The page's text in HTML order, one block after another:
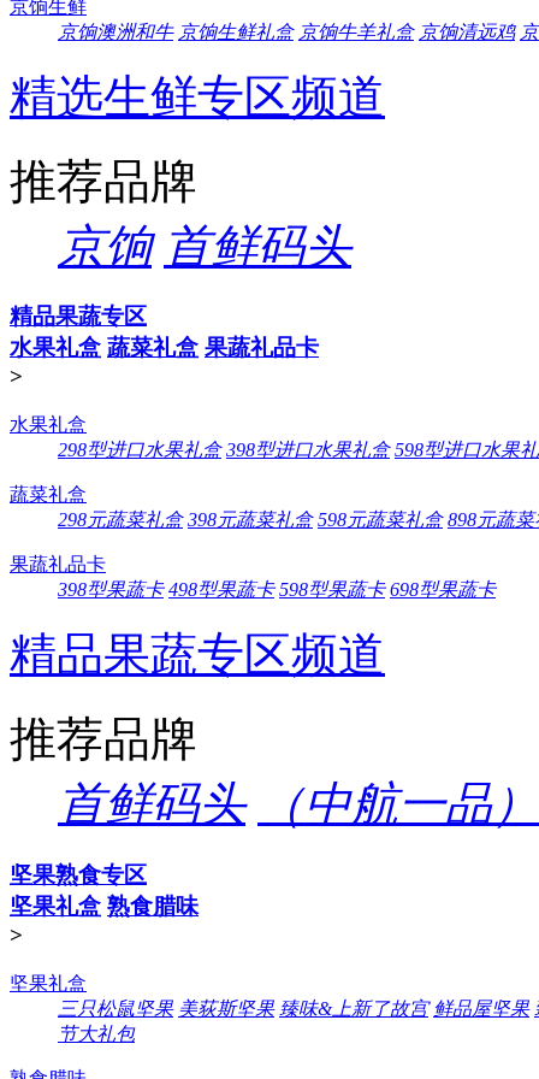
京饷生鲜
京饷澳洲和牛 京饷生鲜礼盒 京饷牛羊礼盒 京饷清远鸡
精选生鲜专区频道
推荐品牌
京饷 首鲜码头
精品果蔬专区
水果礼盒 蔬菜礼盒 果蔬礼品卡
>
水果礼盒
298型进口水果礼盒 398型进口水果礼盒 598型进口水果
蔬菜礼盒
298元蔬菜礼盒 398元蔬菜礼盒 598元蔬菜礼盒 898元蔬菜
果蔬礼品卡
398型果蔬卡 498型果蔬卡 598型果蔬卡 698型果蔬卡
精品果蔬专区频道
推荐品牌
首鲜码头
（中航一品）
坚果熟食专区
坚果礼盒 熟食腊味
>
坚果礼盒
三只松鼠坚果 美荻斯坚果 臻味&上新了故宫 鲜品屋坚果
节大礼包